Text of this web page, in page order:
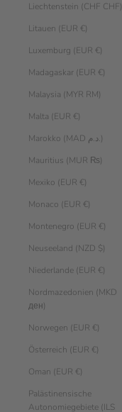
Liechtenstein (CHF CHF)
Litauen (EUR €)
Luxemburg (EUR €)
Madagaskar (EUR €)
Malaysia (MYR RM)
Malta (EUR €)
Marokko (MAD د.م.)
Mauritius (MUR ₨)
Mexiko (EUR €)
Monaco (EUR €)
Montenegro (EUR €)
Neuseeland (NZD $)
Niederlande (EUR €)
Nordmazedonien (MKD
ден)
Norwegen (EUR €)
Österreich (EUR €)
Oman (EUR €)
Palästinensische
Autonomiegebiete (ILS